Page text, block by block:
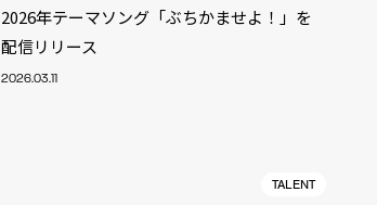
2026年テーマソング「ぶちかませよ！」を
配信リリース
2026.03.11
TALENT